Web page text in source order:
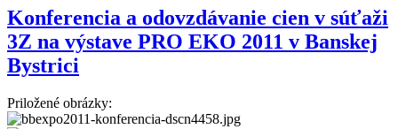
Konferencia a odovzdávanie cien v súťaži
3Z na výstave PRO EKO 2011 v Banskej
Bystrici
Priložené obrázky: